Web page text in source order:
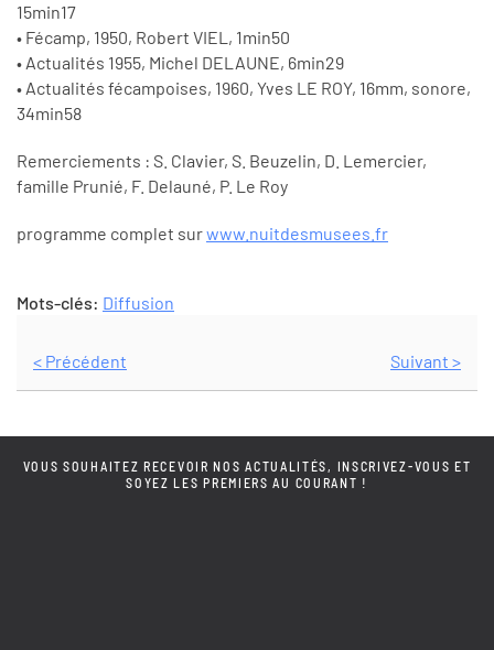
15min17
• Fécamp, 1950, Robert VIEL, 1min50
• Actualités 1955, Michel DELAUNE, 6min29
• Actualités fécampoises, 1960, Yves LE ROY, 16mm, sonore,
34min58
Remerciements : S. Clavier, S. Beuzelin, D. Lemercier,
famille Prunié, F. Delauné, P. Le Roy
programme complet surwww.nuitdesmusees.fr
Mots-clés: Diffusion
< Précédent Suivant >
VOUS SOUHAITEZ RECEVOIR NOS ACTUALITÉS, INSCRIVEZ-VOUS ET
SOYEZ LES PREMIERS AU COURANT !